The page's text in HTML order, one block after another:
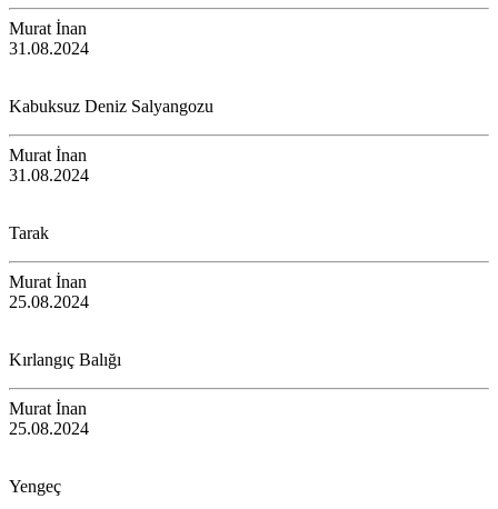
Murat İnan
31.08.2024
Kabuksuz Deniz Salyangozu
Murat İnan
31.08.2024
Tarak
Murat İnan
25.08.2024
Kırlangıç Balığı
Murat İnan
25.08.2024
Yengeç